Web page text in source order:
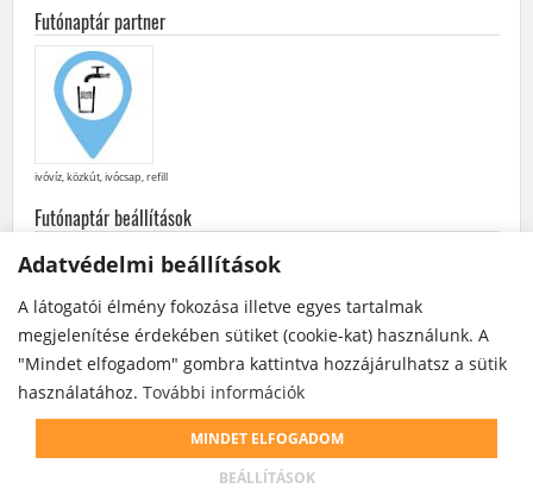
Futónaptár partner
ivóvíz, közkút, ivócsap, refill
Futónaptár beállítások
minden futás · futóversenyek közösségi
Futónaptár a Facebook-on
futóverseny / futás kiírását. Az ebből származó esetleges károkért a futónaptár
üzemeltetője felelősséget nem vállal.
© futonaptar.info | Futónaptár, futóversenyek - 2024 | Terepfutás, ultra futás,
maraton, félmaraton, közösségi futás, naptár |Cookie beállítások
Adatvédelmi beállítások
A látogatói élmény fokozása illetve egyes tartalmak
megjelenítése érdekében sütiket (cookie-kat) használunk. A
"Mindet elfogadom" gombra kattintva hozzájárulhatsz a sütik
használatához. További információk
BEÁLLÍTÁSOK
MINDET ELFOGADOM